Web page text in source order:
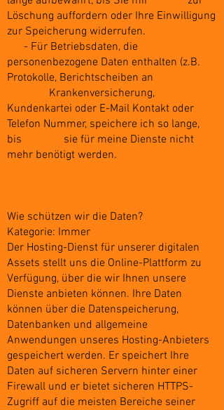
Löschung auffordern oder Ihre Einwilligung
zur Speicherung widerrufen.
- Für Betriebsdaten, die
personenbezogene Daten enthalten (z.B.
Protokolle, Berichtscheiben an
Krankenversicherung,
Kundenkartei oder E-Mail Kontakt oder
Telefon Nummer, speichere ich so lange,
bis sie für meine Dienste nicht
mehr benötigt werden.
Wie schützen wir die Daten?
Kategorie: Immer
Der Hosting-Dienst für unserer digitalen
Assets stellt uns die Online-Plattform zu
Verfügung, über die wir Ihnen unsere
Dienste anbieten können. Ihre Daten
können über die Datenspeicherung,
Datenbanken und allgemeine
Anwendungen unseres Hosting-Anbieters
gespeichert werden. Er speichert Ihre
Daten auf sicheren Servern hinter einer
Firewall und er bietet sicheren HTTPS-
Zugriff auf die meisten Bereiche seiner